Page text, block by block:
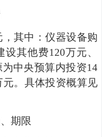
，其中：仪器设备购
其他费120万元、
中央预算内投资14
元。具体投资概算见
期限